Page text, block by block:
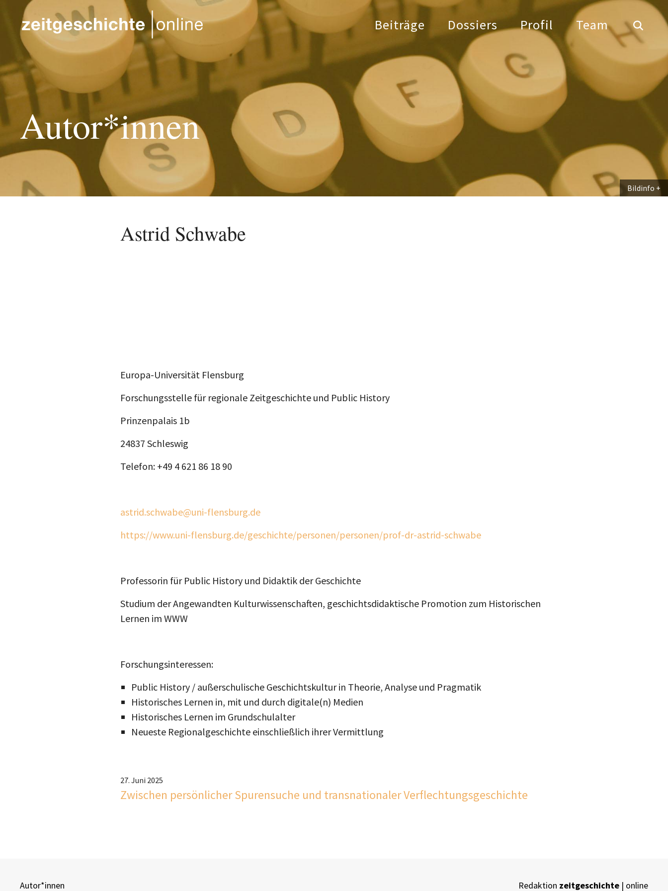
Direkt zum Inhalt
Beiträge Dossiers Profil Team
Autor*innen
Bildinfo
Astrid Schwabe
Europa-Universität Flensburg
Forschungsstelle für regionale Zeitgeschichte und Public History
Prinzenpalais 1b
24837 Schleswig
Telefon: +49 4 621 86 18 90
astrid.schwabe@uni-flensburg.de
https://www.uni-flensburg.de/geschichte/personen/personen/prof-dr-astrid-schwabe
Professorin für Public History und Didaktik der Geschichte
Studium der Angewandten Kulturwissenschaften, geschichtsdidaktische Promotion zum Historischen
Lernen im WWW
Forschungsinteressen:
Public History / außerschulische Geschichtskultur in Theorie, Analyse und Pragmatik
Historisches Lernen in, mit und durch digitale(n) Medien
Historisches Lernen im Grundschulalter
Neueste Regionalgeschichte einschließlich ihrer Vermittlung
27. Juni 2025
Zwischen persönlicher Spurensuche und transnationaler Verflechtungsgeschichte
Autor*innen Redaktion zeitgeschichte | online